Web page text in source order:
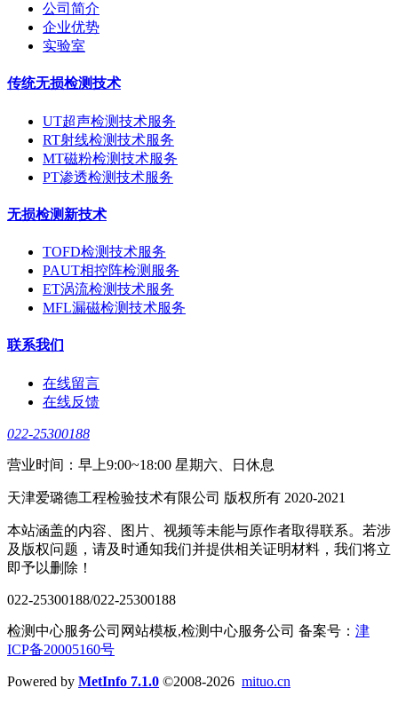
公司简介
企业优势
实验室
传统无损检测技术
UT超声检测技术服务
RT射线检测技术服务
MT磁粉检测技术服务
PT渗透检测技术服务
无损检测新技术
TOFD检测技术服务
PAUT相控阵检测服务
ET涡流检测技术服务
MFL漏磁检测技术服务
联系我们
在线留言
在线反馈
022-25300188
营业时间：早上9:00~18:00 星期六、日休息
天津爱璐德工程检验技术有限公司 版权所有 2020-2021
本站涵盖的内容、图片、视频等未能与原作者取得联系。若涉
及版权问题，请及时通知我们并提供相关证明材料，我们将立
即予以删除！
022-25300188/022-25300188
检测中心服务公司网站模板,检测中心服务公司 备案号： 津
ICP备20005160号
Powered by MetInfo 7.1.0 ©2008-2026 mituo.cn